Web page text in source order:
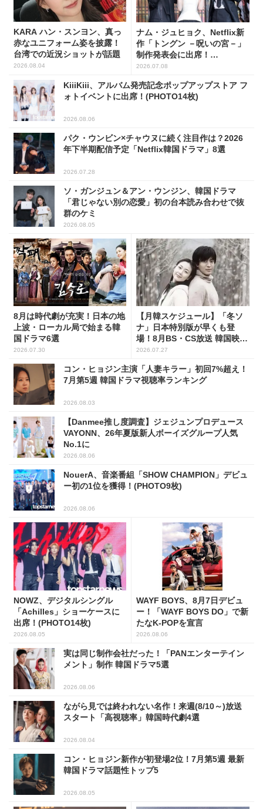
KARA ハン・スンヨン、真っ
赤なユニフォーム姿を披露！
台湾での近況ショットが話題
2026.08.04
ナム・ジュヒョク、Netflix新
作「トングン －呪いの宮－」
制作発表会に出席！
(PHOTO17枚)
2026.07.08
KiiiKiii、アルバム発売記念ポップアップストア フ
ォトイベントに出席！(PHOTO14枚)
2026.08.06
パク・ウンビン×チャウヌに続く注目作は？2026
年下半期配信予定「Netflix韓国ドラマ」8選
2026.07.28
ソ・ガンジュン＆アン・ウンジン、韓国ドラマ
「君じゃない別の恋愛」初の台本読み合わせで抜
群のケミ
2026.08.05
8月は時代劇が充実！日本の地
上波・ローカル局で始まる韓
国ドラマ6選
2026.07.30
【月韓スケジュール】「冬ソ
ナ」日本特別版が早くも登
場！8月BS・CS放送 韓国映画
(全109選)
2026.07.27
コン・ヒョジン主演「人妻キラー」初回7%超え！
7月第5週 韓国ドラマ視聴率ランキング
2026.08.03
【Danmee推し度調査】ジェジュンプロデュース
VAYONN、26年夏版新人ボーイズグループ人気
No.1に
2026.08.06
NouerA、音楽番組「SHOW CHAMPION」デビュ
ー初の1位を獲得！(PHOTO9枚)
2026.08.06
NOWZ、デジタルシングル
「Achilles」ショーケースに
出席！(PHOTO14枚)
2026.08.05
WAYF BOYS、8月7日デビュ
ー！「WAYF BOYS DO」で新
たなK-POPを宣言
2026.08.06
実は同じ制作会社だった！「PANエンターテイン
メント」制作 韓国ドラマ5選
2026.08.06
ながら見では終われない名作！来週(8/10～)放送
スタート「高視聴率」韓国時代劇4選
2026.08.04
コン・ヒョジン新作が初登場2位！7月第5週 最新
韓国ドラマ話題性トップ5
2026.08.05